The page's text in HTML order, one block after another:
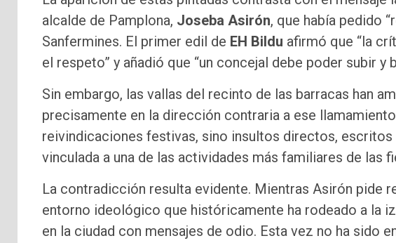
alcalde de Pamplona, Joseba Asirón, que había pedido
Sanfermines. El primer edil de EH Bildu afirmó que “la
el respeto” y añadió que “un concejal debe poder subir y
Sin embargo, las vallas del recinto de las barracas han
precisamente en la dirección contraria a ese
reivindicaciones festivas, sino insultos directos, escritos
vinculada a una de las actividades más familiares de las
La contradicción resulta evidente. Mientras Asirón pide
entorno ideológico que históricamente ha rodeado a la
en la ciudad con mensajes de odio. Esta vez no ha sido